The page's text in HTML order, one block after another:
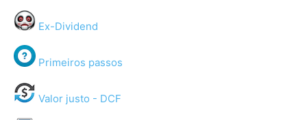
Ex-Dividend
Primeiros passos
Valor justo - DCF